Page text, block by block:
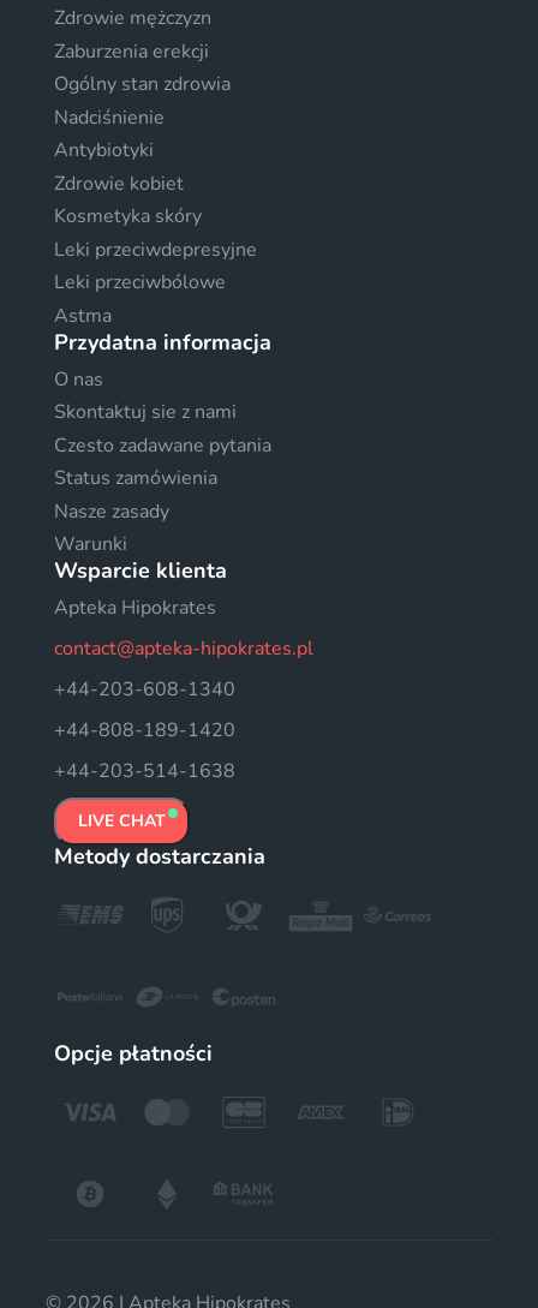
Zdrowie mężczyzn
Zaburzenia erekcji
Ogólny stan zdrowia
Nadciśnienie
Antybiotyki
Zdrowie kobiet
Kosmetyka skóry
Leki przeciwdepresyjne
Leki przeciwbólowe
Astma
Przydatna informacja
O nas
Skontaktuj sie z nami
Czesto zadawane pytania
Status zamówienia
Nasze zasady
Warunki
Wsparcie klienta
Apteka Hipokrates
contact@apteka-hipokrates.pl
+44-203-608-1340
+44-808-189-1420
+44-203-514-1638
LIVE CHAT
Metody dostarczania
Opcje płatności